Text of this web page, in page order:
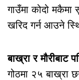
गाउँमा कोदो मकैमा
खरिद गर्न आउने
बाख्रा र मौरीबाट
गोठमा २५ बाख्रा